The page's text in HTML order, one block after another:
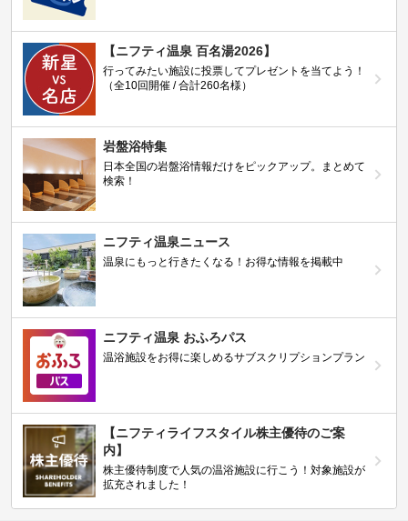
【ニフティ温泉 百名湯2026】
行ってみたい施設に投票してプレゼントを当てよう！
（全10回開催 / 合計260名様）
岩盤浴特集
日本全国の岩盤浴情報だけをピックアップ。まとめて
検索！
ニフティ温泉ニュース
温泉にもっと行きたくなる！お得な情報を掲載中
ニフティ温泉 おふろパス
温浴施設をお得に楽しめるサブスクリプションプラン
【ニフティライフスタイル株主優待のご案
内】
株主優待制度で人気の温浴施設に行こう！対象施設が
拡充されました！